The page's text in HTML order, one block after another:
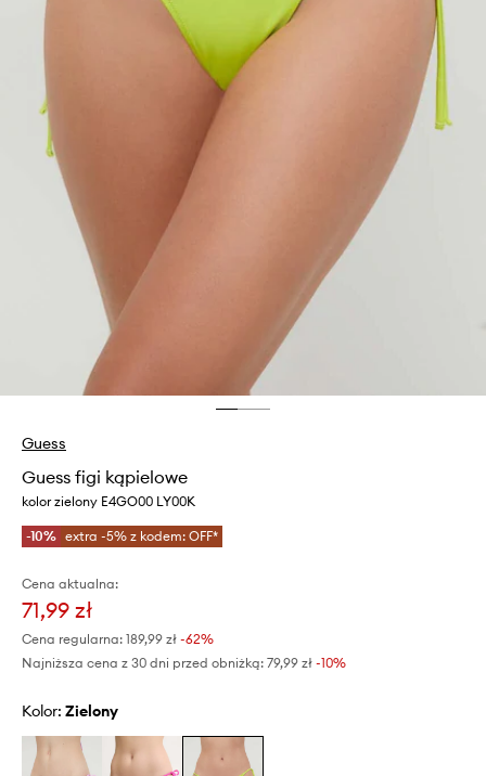
Guess
Guess figi kąpielowe
kolor zielony E4GO00 LY00K
-10% extra -5% z kodem: OFF*
Cena aktualna:
71,99 zł
Cena regularna: 189,99 zł -62%
Najniższa cena z 30 dni przed obniżką: 79,99 zł -10%
Kolor: zielony